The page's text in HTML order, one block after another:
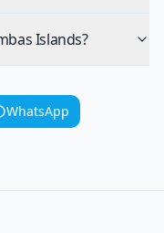
Islands?
WhatsApp